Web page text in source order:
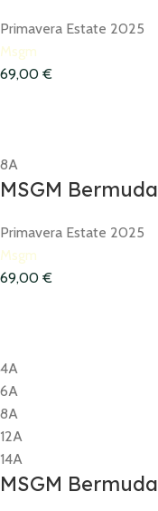
Primavera Estate 2025
Msgm
69,00 €
8A
MSGM Bermuda
Primavera Estate 2025
Msgm
69,00 €
4A
6A
8A
12A
14A
MSGM Bermuda